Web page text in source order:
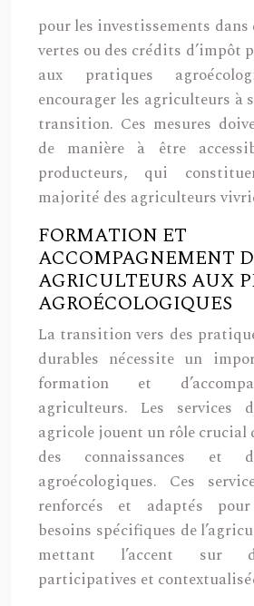
pour les investissements dans
vertes ou des crédits d’impôt
aux pratiques
encourager les agriculteurs à
transition. Ces mesures
de manière à être
producteurs, qui
majorité des agriculteurs
FORMATION ET
ACCOMPAGNEMENT
AGRICULTEURS AUX
AGROÉCOLOGIQUES
La transition vers des
durables nécessite un
formation et
agriculteurs. Les services
agricole jouent un rôle
des connaissances et
agroécologiques. Ces
renforcés et adaptés
besoins spécifiques de
mettant l’accent sur
participatives et